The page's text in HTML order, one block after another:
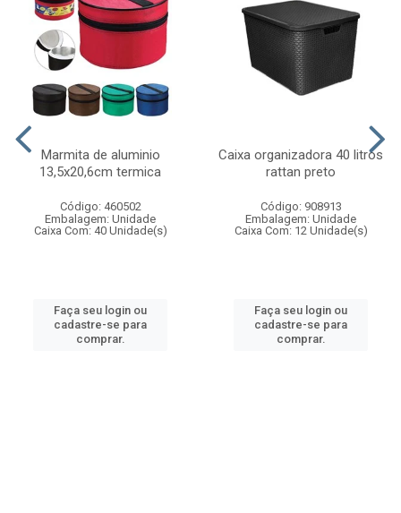
Marmita de aluminio
13,5x20,6cm termica
Código: 460502
Embalagem: Unidade
Caixa Com: 40 Unidade(s)
Faça seu login ou
cadastre-se para
comprar.
Caixa organizadora 40 litros
rattan preto
Código: 908913
Embalagem: Unidade
Caixa Com: 12 Unidade(s)
Faça seu login ou
cadastre-se para
comprar.